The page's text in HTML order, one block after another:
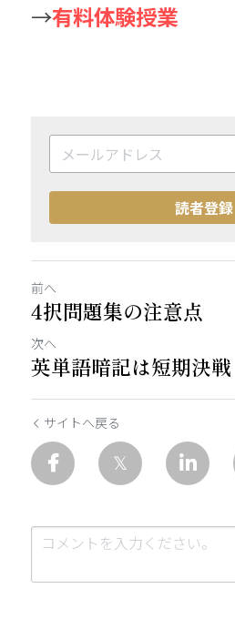
→有料体験授業
読者登録
前へ
4択問題集の注意点
次へ
英単語暗記は短期決戦
サイトへ戻る